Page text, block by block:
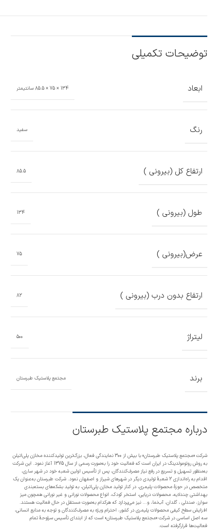
توضیحات تکمیلی
ابعاد 134 × 75 × 85.5 سانتیمتر
رنگ سفید
ارتفاع کل (بیرونی ) 85.5
طول (بیرونی ) 134
عرض(بیرونی ) 75
ارتفاع بدون درب (بیرونی ) 82
لیتراژ 500
برند مجتمع پلاستیک طبرستان
درباره مجتمع پلاستیک طبرستان
شرکت «مجتمع پلاستیک طبرستان» با بیش از 300 نمایندگی فعال، بزرگ‌ترین تولیدکننده مخازن پلی‌اتیلن
به روش روتومولدینگ در ایران است که فعالیت خود را به‌صورت رسمی از سال 1375 آغاز نمود. این شرکت
به‌منظور تسهیل و تسریع در رفع نیاز مصرف‌کنندگان، پس از تأسیس اولین شعبه خود در شهر ساری،
اقدام به راه‌اندازی 2 شعبۀ تولیدی دیگر در شهرهای شیراز و اصفهان نمود. شرکت طبرستان به‌عنوان یک
متخصص در حوزۀ محصولات پلیمری، در کنار تولید مخازن پلی‌اتیلن، به تولید بشکه‌های بسته‌بندی
بهداشتی چندلایه، محصولات دریایی، استخر کودک، انواع محصولات نورانی و غیر نورانی همچون میز
سوارز، صندلی ، گلدان، آب‌نما، و... نیز می‌پردازد که هرکدام به‌صورت مستقل در حال فعالیت هستند.
افزایش سطح کیفی محصولات پلیمری در کشور، احترام ویژه به مصرف‌کنندگان و توجه به منابع انسانی،
سه اصل اساسی در شرکت «مجتمع پلاستیک طبرستان» است که از ابتدای تأسیس سرلوحۀ تمام
فعالیت‌ها قرارگرفته است.